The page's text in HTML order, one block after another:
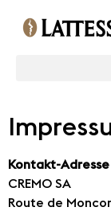
Kontakt-Adresse
CREMO SA
Route de